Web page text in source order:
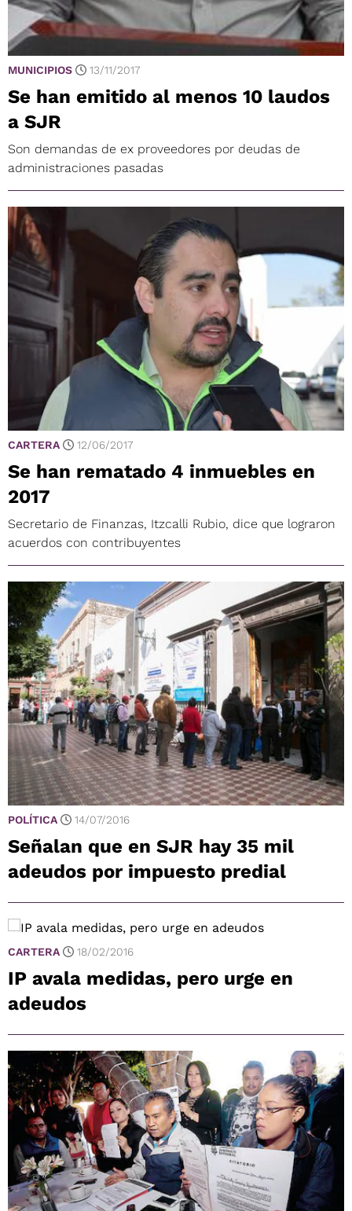
MUNICIPIOS 13/11/2017
Se han emitido al menos 10 laudos
a SJR
Son demandas de ex proveedores por deudas de
administraciones pasadas
CARTERA 12/06/2017
Se han rematado 4 inmuebles en
2017
Secretario de Finanzas, Itzcalli Rubio, dice que lograron
acuerdos con contribuyentes
POLÍTICA 14/07/2016
Señalan que en SJR hay 35 mil
adeudos por impuesto predial
CARTERA 18/02/2016
IP avala medidas, pero urge en
adeudos